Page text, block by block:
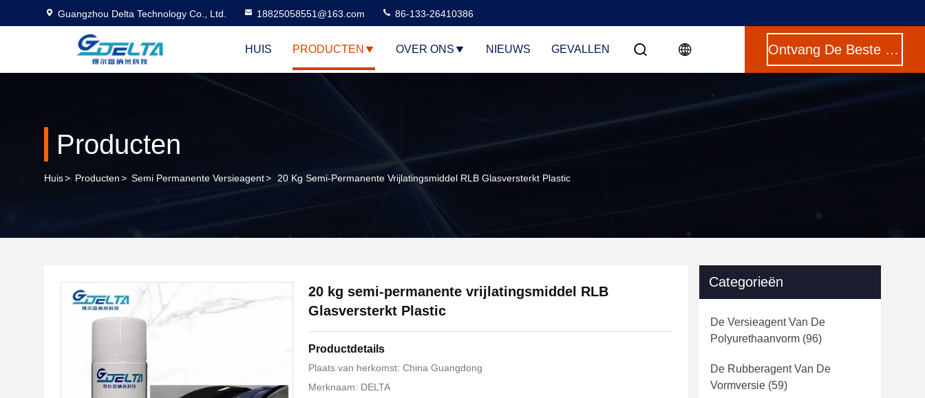
Guangzhou Delta Technology Co., Ltd. 18825058551@163.com 86-133-26410386
HUIS PRODUCTEN OVER ONS NIEUWS GEVALLEN Ontvang De Beste Prijs
Producten
Huis> Producten> Semi Permanente Versieagent> 20 Kg Semi-Permanente Vrijlatingsmiddel RLB Glasversterkt Plastic
20 kg semi-permanente vrijlatingsmiddel RLB
Glasversterkt Plastic
Productdetails
Plaats van herkomst: China Guangdong
Merknaam: DELTA
Categorieën
De Versieagent Van De
Polyurethaanvorm (96)
De Rubberagent Van De
Vormversie (59)